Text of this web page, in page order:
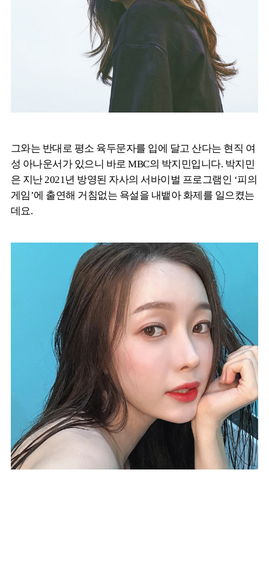
그와는 반대로 평소 육두문자를 입에 달고 산다는 현직 여
성 아나운서가 있으니 바로 MBC의 박지민입니다. 박지민
은 지난 2021년 방영된 자사의 서바이벌 프로그램인 ‘피의
게임’에 출연해 거침없는 욕설을 내뱉아 화제를 일으켰는
데요.